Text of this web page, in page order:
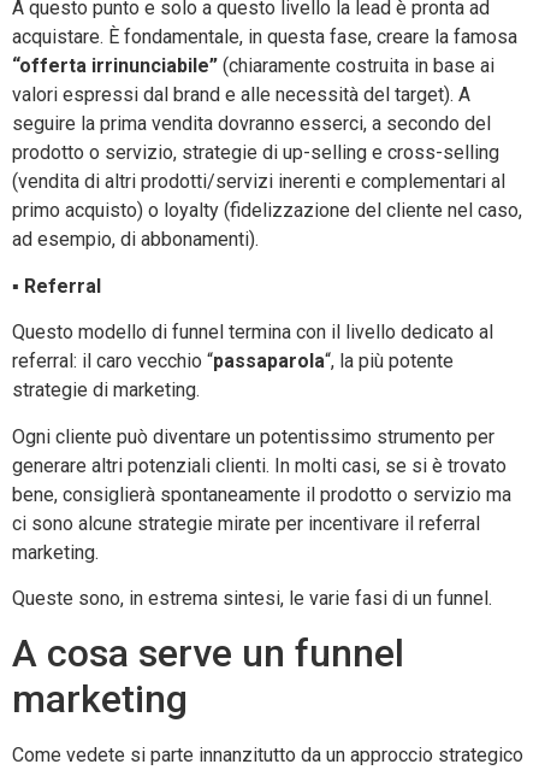
A questo punto e solo a questo livello la lead è pronta ad
acquistare. È fondamentale, in questa fase, creare la famosa
“offerta irrinunciabile” (chiaramente costruita in base ai
valori espressi dal brand e alle necessità del target). A
seguire la prima vendita dovranno esserci, a secondo del
prodotto o servizio, strategie di up-selling e cross-selling
(vendita di altri prodotti/servizi inerenti e complementari al
primo acquisto) o loyalty (fidelizzazione del cliente nel caso,
ad esempio, di abbonamenti).
▪ Referral
Questo modello di funnel termina con il livello dedicato al
referral: il caro vecchio “passaparola“, la più potente
strategie di marketing.
Ogni cliente può diventare un potentissimo strumento per
generare altri potenziali clienti. In molti casi, se si è trovato
bene, consiglierà spontaneamente il prodotto o servizio ma
ci sono alcune strategie mirate per incentivare il referral
marketing.
Queste sono, in estrema sintesi, le varie fasi di un funnel.
A cosa serve un funnel
marketing
Come vedete si parte innanzitutto da un approccio strategico